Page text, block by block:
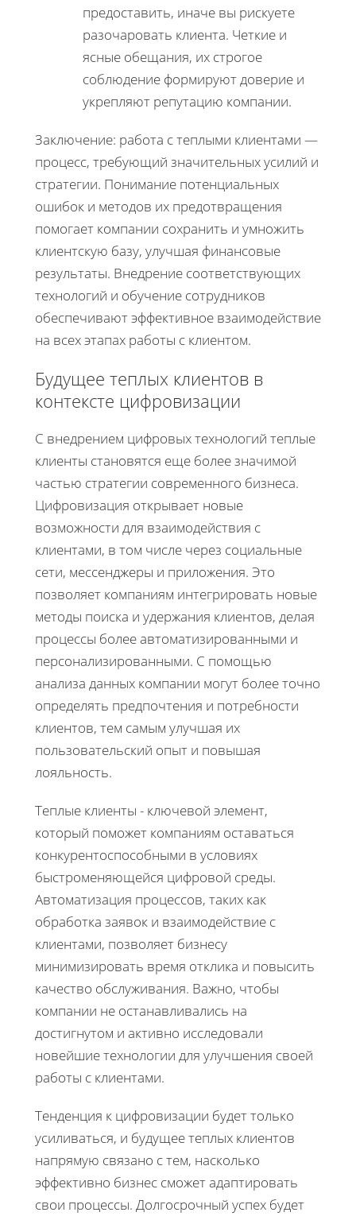
предоставить, иначе вы рискуете
разочаровать клиента. Четкие и
ясные обещания, их строгое
соблюдение формируют доверие и
укрепляют репутацию компании.
Заключение: работа с теплыми клиентами —
процесс, требующий значительных усилий и
стратегии. Понимание потенциальных
ошибок и методов их предотвращения
помогает компании сохранить и умножить
клиентскую базу, улучшая финансовые
результаты. Внедрение соответствующих
технологий и обучение сотрудников
обеспечивают эффективное взаимодействие
на всех этапах работы с клиентом.
Будущее теплых клиентов в
контексте цифровизации
С внедрением цифровых технологий теплые
клиенты становятся еще более значимой
частью стратегии современного бизнеса.
Цифровизация открывает новые
возможности для взаимодействия с
клиентами, в том числе через социальные
сети, мессенджеры и приложения. Это
позволяет компаниям интегрировать новые
методы поиска и удержания клиентов, делая
процессы более автоматизированными и
персонализированными. С помощью
анализа данных компании могут более точно
определять предпочтения и потребности
клиентов, тем самым улучшая их
пользовательский опыт и повышая
лояльность.
Теплые клиенты - ключевой элемент,
который поможет компаниям оставаться
конкурентоспособными в условиях
быстроменяющейся цифровой среды.
Автоматизация процессов, таких как
обработка заявок и взаимодействие с
клиентами, позволяет бизнесу
минимизировать время отклика и повысить
качество обслуживания. Важно, чтобы
компании не останавливались на
достигнутом и активно исследовали
новейшие технологии для улучшения своей
работы с клиентами.
Тенденция к цифровизации будет только
усиливаться, и будущее теплых клиентов
напрямую связано с тем, насколько
эффективно бизнес сможет адаптировать
свои процессы. Долгосрочный успех будет